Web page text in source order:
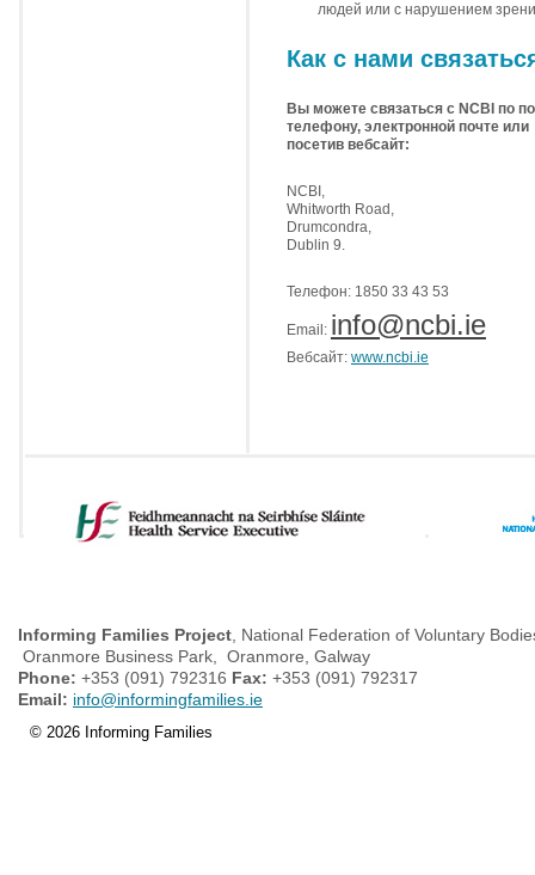
людей или с нарушением
Как с нами
Вы можете связаться с NCBI по
телефону, электронной почте или
посетив вебсайт:
NCBI,
Whitworth Road,
Drumcondra,
Dublin 9.
Телефон: 1850 33 43 53
Email: info@ncbi.ie
Вебсайт: www.ncbi.ie
Informing Families Project , National Federation of Voluntary
Oranmore Business Park, Oranmore, Galway
Phone: +353 (091) 792316 Fax: +353 (091) 792317
Email: info@informingfamilies.ie
© 2026 Informing Families